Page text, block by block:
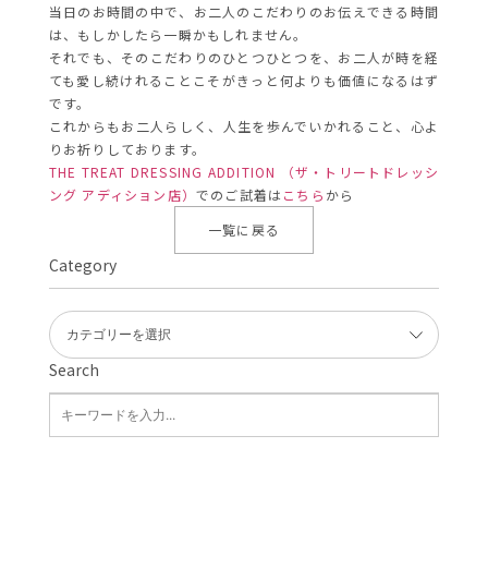
当日のお時間の中で、お二人のこだわりのお伝えできる時間
は、もしかしたら一瞬かもしれません。
それでも、そのこだわりのひとつひとつを、お二人が時を経
ても愛し続けれることこそがきっと何よりも価値になるはず
です。
これからもお二人らしく、人生を歩んでいかれること、心よ
りお祈りしております。
THE TREAT DRESSING ADDITION （ザ・トリートドレッシ
ング アディション店） でのご試着は こちら から
一覧に戻る
Search
Category